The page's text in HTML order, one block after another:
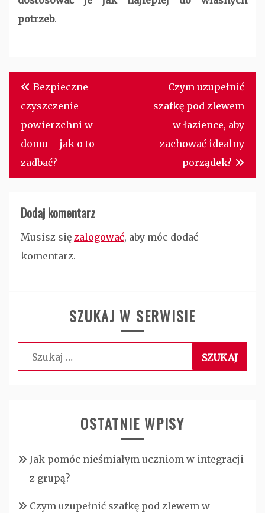
potrzeb.
Nawigacja
wpisu
Bezpieczne
czyszczenie
powierzchni w
domu – jak o to
zadbać?
Czym uzupełnić
szafkę pod zlewem
w łazience, aby
zachować idealny
porządek?
Dodaj komentarz
Musisz się zalogować, aby móc dodać
komentarz.
SZUKAJ W SERWISIE
Szukaj:
OSTATNIE WPISY
Jak pomóc nieśmiałym uczniom w integracji
z grupą?
Czym uzupełnić szafkę pod zlewem w